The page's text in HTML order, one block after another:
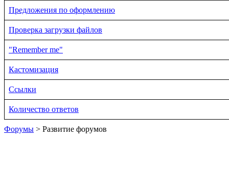
Предложения по оформлению
Проверка загрузки файлов
"Remember me"
Кастомизация
Ссылки
Количество ответов
Форумы > Развитие форумов